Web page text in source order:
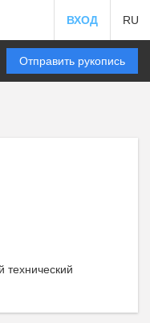
ВХОД RU
Отправить рукопись
технический